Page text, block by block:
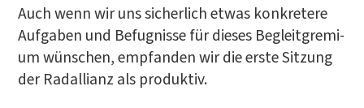
Auch wenn wir uns sicher­lich etwas kon­kre­te­re
Auf­ga­ben und Befug­nis­se für die­ses Begleit­gre­mi­
um wün­schen, emp­fan­den wir die ers­te Sit­zung
der Rad­al­li­anz als produktiv.